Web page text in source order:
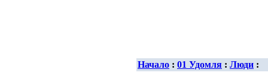
Начало : 01 Удомля : Люди :